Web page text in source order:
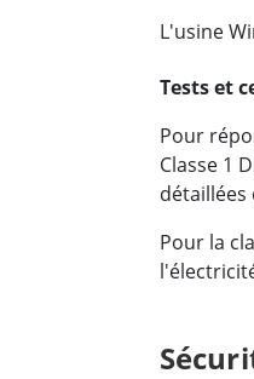
L'usine
Tests et
Pour
Classe 1
détaillées
Pour la